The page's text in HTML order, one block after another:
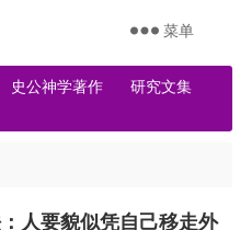
史公神学著作
研究文集
菜单
人要貌似凭自己移走外